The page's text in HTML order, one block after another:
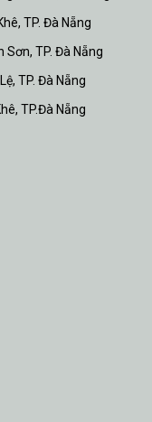
TP. Đà Nẵng
Sơn, TP. Đà Nẵng
TP. Đà Nẵng
TP.Đà Nẵng